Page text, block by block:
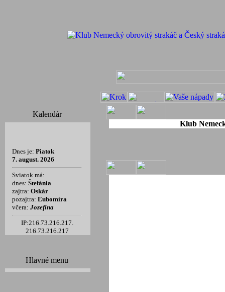
Kalendár
Dnes je: Piatok
7. august. 2026
Sviatok má:
dnes: Štefánia
zajtra: Oskár
pozajtra: Ľubomíra
včera: Jozefína
IP:216.73.216.217.
216.73.216.217
Hlavné menu
Klub